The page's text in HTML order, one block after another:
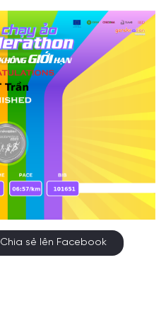
Chia sẻ lên Facebook